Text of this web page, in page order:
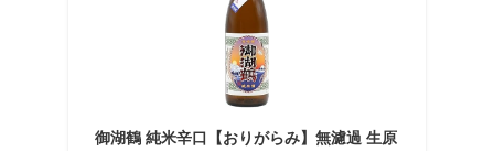
御湖鶴 純米辛口【おりがらみ】無濾過 生原